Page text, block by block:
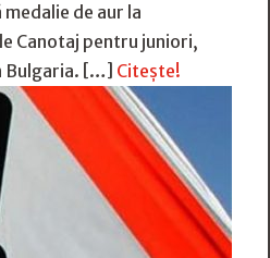
de aur la
Canotaj pentru juniori,
Bulgaria. […] Citește!